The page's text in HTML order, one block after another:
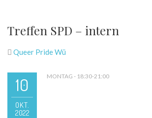
Treffen SPD – intern
Queer Pride Wü
10
OKT.
2022
MONTAG - 18:30-21:00